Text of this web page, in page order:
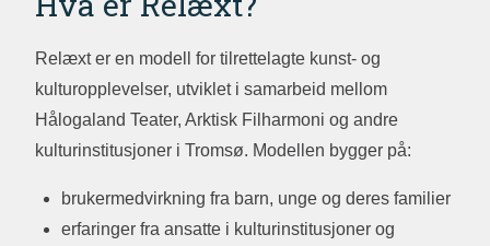
Relæxt er en modell for tilrettelagte kunst- og
kulturopplevelser, utviklet i samarbeid mellom
Hålogaland Teater, Arktisk Filharmoni og andre
kulturinstitusjoner i Tromsø. Modellen bygger på:
brukermedvirkning fra barn, unge og deres familier
erfaringer fra ansatte i kulturinstitusjoner og